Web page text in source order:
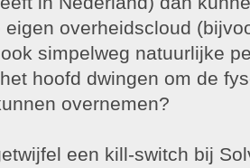
eigen overheidscloud
simpelweg natuurlijke
hoofd dwingen om de
overnemen?
een kill-switch bij